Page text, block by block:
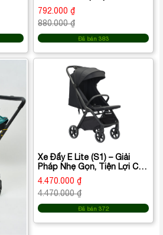
lớn
792.000 ₫
880.000 ₫
Đã bán 383
Xe Đẩy E Lite (S1) – Giải
Pháp Nhẹ Gọn, Tiện Lợi Cho
Ba Mẹ Hiện Đại
4.470.000 ₫
4.470.000 ₫
Đã bán 372